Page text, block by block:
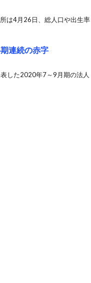
は4月26日、総人口や出生率
連続の赤字
した2020年7～9月期の法人